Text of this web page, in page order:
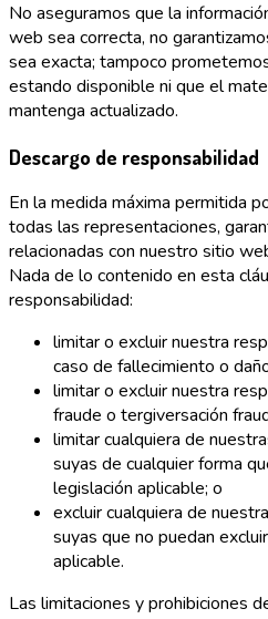
No aseguramos que la
web sea correcta, no
sea exacta; tampoco
estando disponible ni que el
mantenga actualizado.
Descargo de responsabilidad
En la medida máxima permitida
todas las representaciones,
relacionadas con nuestro sitio
Nada de lo contenido en esta
responsabilidad:
limitar o excluir nuestra
caso de fallecimiento o
limitar o excluir nuestra
fraude o tergiversación
limitar cualquiera de
suyas de cualquier forma
legislación aplicable; o
excluir cualquiera de
suyas que no puedan
aplicable.
Las limitaciones y prohibiciones